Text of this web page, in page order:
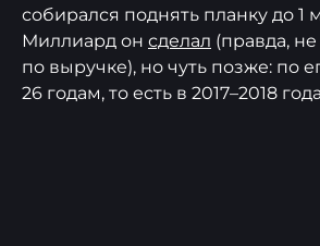
собирался поднять планку до 1
Миллиард он сделал (правда,
по выручке), но чуть позже: по
26 годам, то есть в 2017–2018